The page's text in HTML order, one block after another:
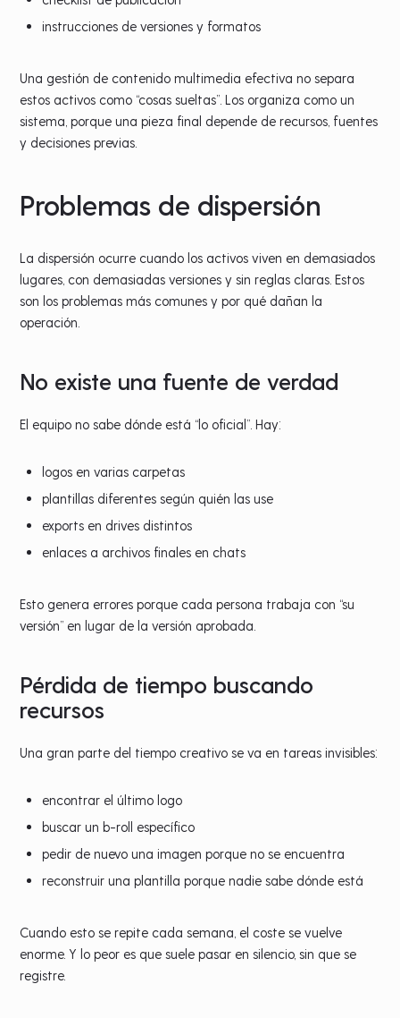
instrucciones de versiones y formatos
Una gestión de contenido multimedia efectiva no separa
estos activos como “cosas sueltas”. Los organiza como un
sistema, porque una pieza final depende de recursos, fuentes
y decisiones previas.
Problemas de dispersión
La dispersión ocurre cuando los activos viven en demasiados
lugares, con demasiadas versiones y sin reglas claras. Estos
son los problemas más comunes y por qué dañan la
operación.
No existe una fuente de verdad
El equipo no sabe dónde está “lo oficial”. Hay:
logos en varias carpetas
plantillas diferentes según quién las use
exports en drives distintos
enlaces a archivos finales en chats
Esto genera errores porque cada persona trabaja con “su
versión” en lugar de la versión aprobada.
Pérdida de tiempo buscando
recursos
Una gran parte del tiempo creativo se va en tareas invisibles:
encontrar el último logo
buscar un b-roll específico
pedir de nuevo una imagen porque no se encuentra
reconstruir una plantilla porque nadie sabe dónde está
Cuando esto se repite cada semana, el coste se vuelve
enorme. Y lo peor es que suele pasar en silencio, sin que se
registre.